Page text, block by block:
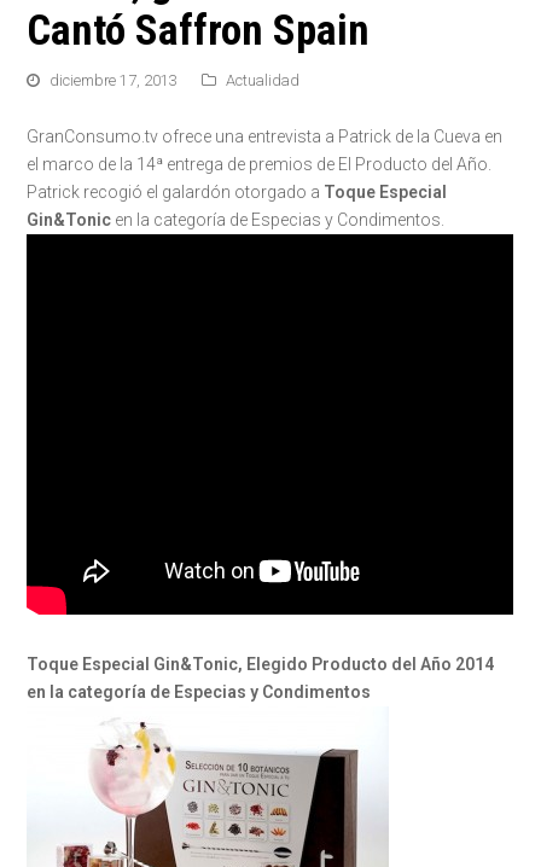
Cantó Saffron Spain
diciembre 17, 2013 Actualidad
GranConsumo.tv ofrece una entrevista a Patrick de la Cueva en
el marco de la 14ª entrega de premios de El Producto del Año.
Patrick recogió el galardón otorgado a Toque Especial
Gin&Tonic en la categoría de Especias y Condimentos.
Toque Especial Gin&Tonic, Elegido Producto del Año 2014
en la categoría de Especias y Condimentos